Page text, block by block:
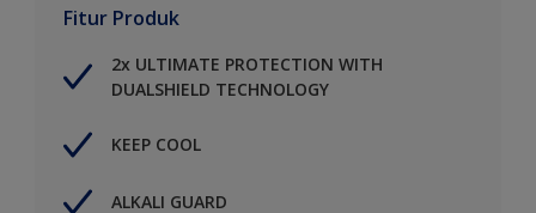
Fitur Produk
2x ULTIMATE PROTECTION WITH
DUALSHIELD TECHNOLOGY
KEEP COOL
ALKALI GUARD